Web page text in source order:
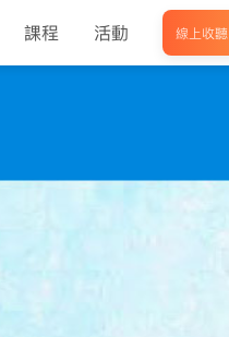
課程 活動 線上收聽